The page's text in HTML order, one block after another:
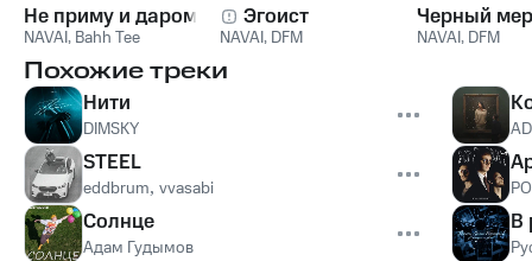
Не приму и даром
NAVAI, Bahh Tee
Эгоист
NAVAI, DFM
Черный
NAVAI, DFM
Похожие треки
Нити
DIMSKY
STEEL
eddbrum, vvasabi
Солнце
Адам Гудымов
В